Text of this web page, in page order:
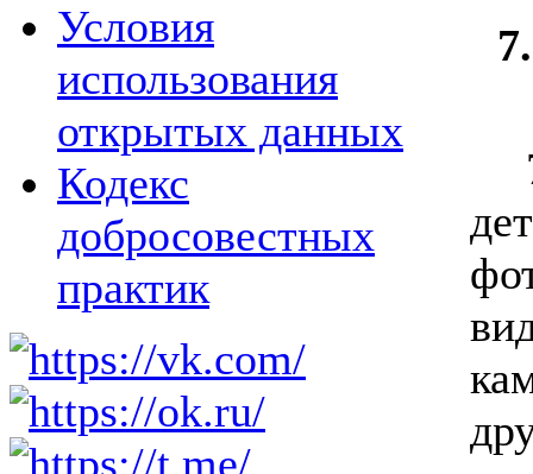
Условия
использования
открытых данных
Кодекс
добросовестных
практик